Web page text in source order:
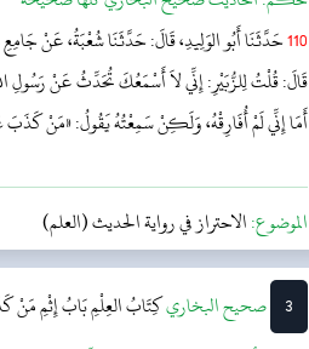
110حَدَّثَنَا أَبُو الوَلِيدِ، قَالَ: حَدَّثَنَا شُعْبَةُ، عَنْ
قَالَ: قُلْتُ لِلزُّبَيْرِ: إِنِّي لاَ أَسْمَعُكَ تُحَدِّثُ عَنْ رَسُولِ
أَمَا إِنِّي لَمْ أُفَارِقْهُ، وَلَكِنْ سَمِعْتُهُ يَقُولُ: «مَنْ كَذَبَ
الموضوع:الاحتراز في رواية الحديث (العلم)
3 ‌‌صحيح البخاريكِتَابُ العِلْمِبَابُ إِثْمِ مَنْ